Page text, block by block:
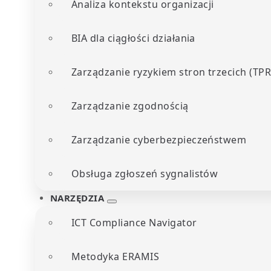
Analiza kontekstu organizacji
BIA dla ciągłości działania
Zarządzanie ryzykiem stron trzecich
Zarządzanie zgodnością
Zarządzanie cyberbezpieczeństwem
Obsługa zgłoszeń sygnalistów
NARZĘDZIA
ICT Compliance Navigator
Metodyka ERAMIS